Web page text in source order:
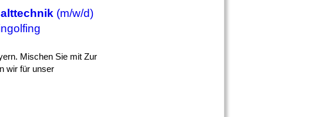
(m/w/d)
Mischen Sie mit Zur
wir für unser